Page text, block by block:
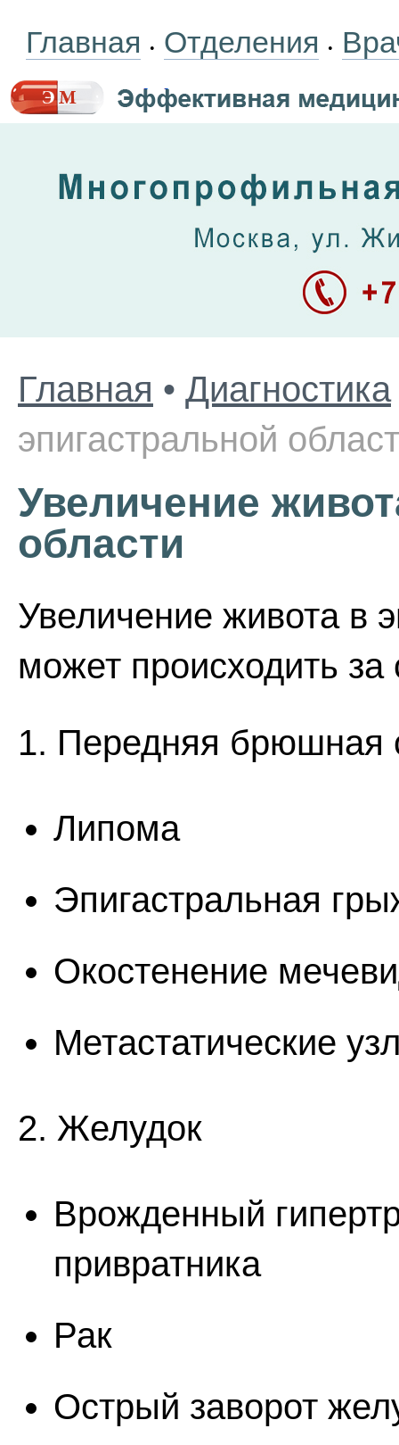
Главная • Отделения •
Главная • Диагностика
эпигастральной
Увеличение
области
Увеличение живота в
может происходить за
1. Передняя брюшная
Липома
Эпигастральная
Окостенение
Метастатические
2. Желудок
Врожденный
привратника
Рак
Острый заворот